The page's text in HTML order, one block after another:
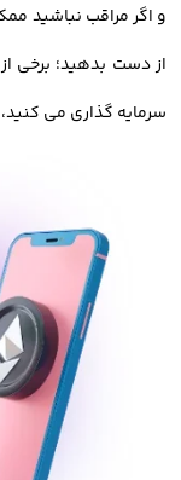
چهارمین مرحله
بایستی پس از
نگهداری
در آخرین مرحله
در کیف پول امن
کیف پول صرافی
خرید ارز
و اگر مراقب نباشید
از دست بدهید؛ برخی
سرمایه گذاری می